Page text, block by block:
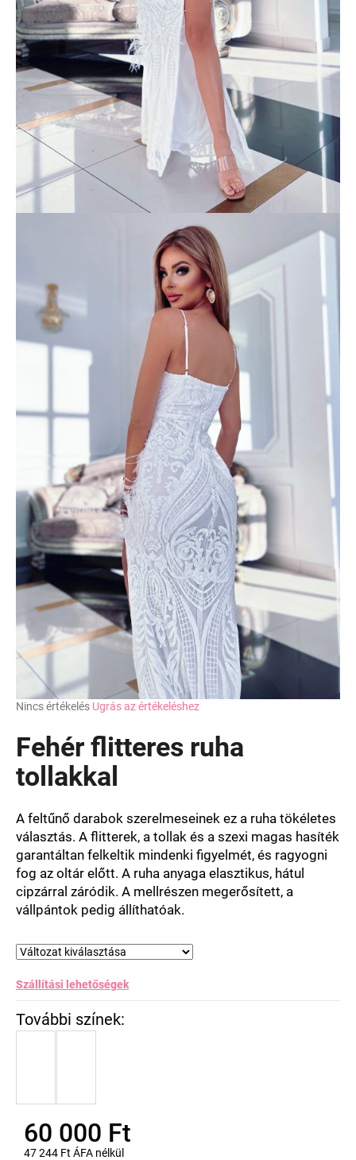
A
átlagos
értékelése
5-
ből
csillag.
Nincs értékelés Ugrás az értékeléshez
Fehér flitteres ruha
tollakkal
A feltűnő darabok szerelmeseinek ez a ruha tökéletes
választás. A flitterek, a tollak és a szexi magas hasíték
garantáltan felkeltik mindenki figyelmét, és ragyogni
fog az oltár előtt. A ruha anyaga elasztikus, hátul
cipzárral záródik. A mellrészen megerősített, a
vállpántok pedig állíthatóak.
Szállítási lehetőségek
60 000 Ft
47 244 Ft ÁFA nélkül